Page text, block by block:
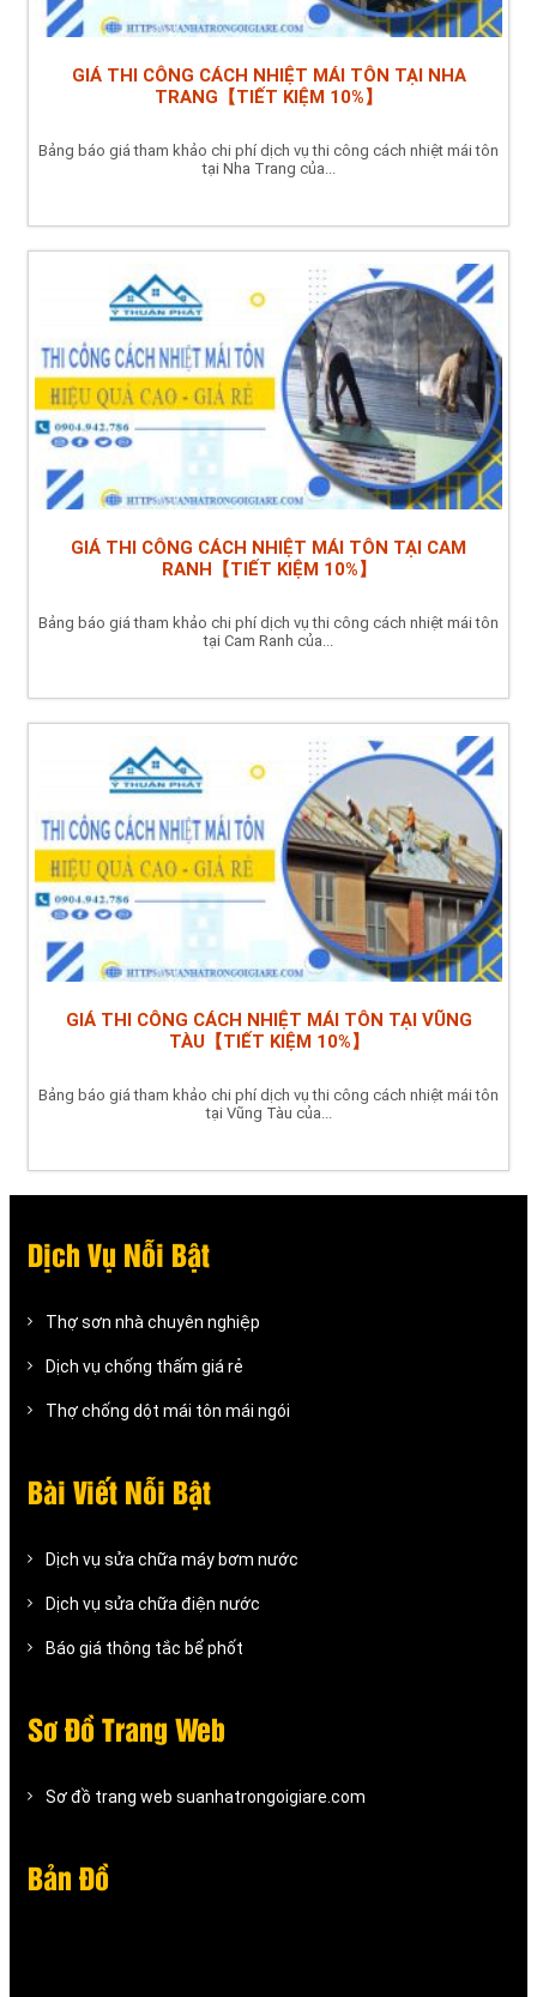
GIÁ THI CÔNG CÁCH NHIỆT MÁI TÔN TẠI NHA
TRANG【TIẾT KIỆM 10%】
Bảng báo giá tham khảo chi phí dịch vụ thi công cách nhiệt mái tôn
tại Nha Trang của...
GIÁ THI CÔNG CÁCH NHIỆT MÁI TÔN TẠI CAM
RANH【TIẾT KIỆM 10%】
Bảng báo giá tham khảo chi phí dịch vụ thi công cách nhiệt mái tôn
tại Cam Ranh của...
GIÁ THI CÔNG CÁCH NHIỆT MÁI TÔN TẠI VŨNG
TÀU【TIẾT KIỆM 10%】
Bảng báo giá tham khảo chi phí dịch vụ thi công cách nhiệt mái tôn
tại Vũng Tàu của...
Dịch Vụ Nỗi Bật
Thợ sơn nhà chuyên nghiệp
Dịch vụ chống thấm giá rẻ
Thợ chống dột mái tôn mái ngói
Bài Viết Nỗi Bật
Dịch vụ sửa chữa máy bơm nước
Dịch vụ sửa chữa điện nước
Báo giá thông tắc bể phốt
Sơ Đồ Trang Web
Sơ đồ trang web suanhatrongoigiare.com
Bản Đồ